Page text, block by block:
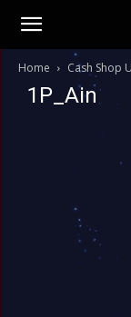
Home Cash Shop
1P_Ain